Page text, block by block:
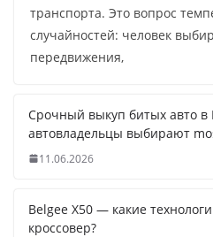
транспорта. Это вопрос
случайностей: человек
передвижения,
Срочный выкуп битых авто в
автовладельцы выбирают
11.06.2026
Belgee X50 — какие
кроссовер?